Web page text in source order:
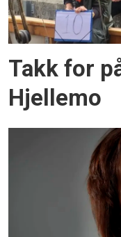
Takk for
Hjellemo